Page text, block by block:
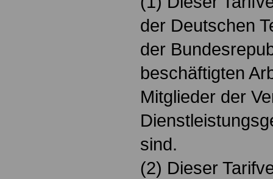
der Deutschen
der
beschäftigten
Mitglieder der
sind.
(2) Dieser